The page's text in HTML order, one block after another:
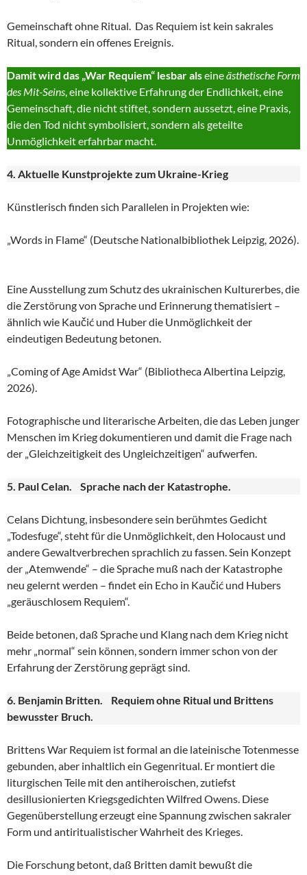
Gemeinschaft ohne Ritual. Das Requiem ist kein sakrales
Ritual, sondern ein offenes Ereignis.
Damit wird das „War Requiem“ lesbar alseineästhetische Form
des Mit-Seins, eine kollektive Erfahrung der Endlichkeit, eine
Gemeinschaft, die nicht stiftet, sondern aussetzt, eine Praxis,
die den Tod nicht symbolisiert, sondern als geteilte
Unmöglichkeit erfahrbar macht.
4. Aktuelle Kunstprojekte zum Ukraine-Krieg
Künstlerisch finden sich Parallelen in Projekten wie:
„Words in Flame“ (Deutsche Nationalbibliothek Leipzig, 2026).
Eine Ausstellung zum Schutz des ukrainischen Kulturerbes, die
die Zerstörung von Sprache und Erinnerung thematisiert –
ähnlich wie Kaučić und Huber die Unmöglichkeit der
eindeutigen Bedeutung betonen.
„Coming of Age Amidst War“ (Bibliotheca Albertina Leipzig,
2026).
Fotographische und literarische Arbeiten, die das Leben junger
Menschen im Krieg dokumentieren und damit die Frage nach
der „Gleichzeitigkeit des Ungleichzeitigen“ aufwerfen.
5. Paul Celan. Sprache nach der Katastrophe.
Celans Dichtung, insbesondere sein berühmtes Gedicht
„Todesfuge“, steht für die Unmöglichkeit, den Holocaust und
andere Gewaltverbrechen sprachlich zu fassen. Sein Konzept
der „Atemwende“ – die Sprache muß nach der Katastrophe
neu gelernt werden – findet ein Echo in Kaučić und Hubers
„geräuschlosem Requiem“.
Beide betonen, daß Sprache und Klang nach dem Krieg nicht
mehr „normal“ sein können, sondern immer schon von der
Erfahrung der Zerstörung geprägt sind.
6. Benjamin Britten. Requiem ohne Ritual und Brittens
bewusster Bruch.
Brittens War Requiem ist formal an die lateinische Totenmesse
gebunden, aber inhaltlich ein Gegenritual. Er montiert die
liturgischen Teile mit den antiheroischen, zutiefst
desillusionierten Kriegsgedichten Wilfred Owens. Diese
Gegenüberstellung erzeugt eine Spannung zwischen sakraler
Form und antiritualistischer Wahrheit des Krieges.
Die Forschung betont, daß Britten damit bewußt die